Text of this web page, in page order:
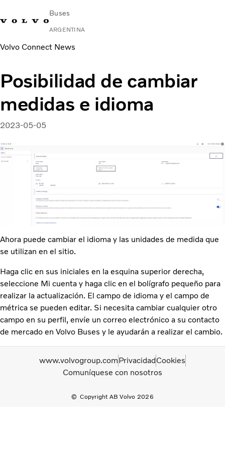
Buses
ARGENTINA
Change MarketContacto Buscar concesionario
Urbano e Interurbano
Buses Media & Larga Distancia
Servicios
¿Por qué elegir Volvo?
Volvo Connect News
Posibilidad de cambiar
medidas e idioma
2023-05-05
Ahora puede cambiar el idioma y las unidades de medida que
se utilizan en el sitio.
Haga clic en sus iniciales en la esquina superior derecha,
seleccione Mi cuenta y haga clic en el bolígrafo pequeño para
realizar la actualización. El campo de idioma y el campo de
métrica se pueden editar. Si necesita cambiar cualquier otro
campo en su perfil, envíe un correo electrónico a su contacto
de mercado en Volvo Buses y le ayudarán a realizar el cambio.
Copyright AB Volvo 2026
www.volvogroup.comPrivacidadCookies
Comuníquese con nosotros